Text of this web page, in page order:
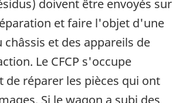
doivent être envoyés sur
et faire l'objet d'une
et des appareils de
Le CFCP s'occupe
de réparer les pièces qui ont